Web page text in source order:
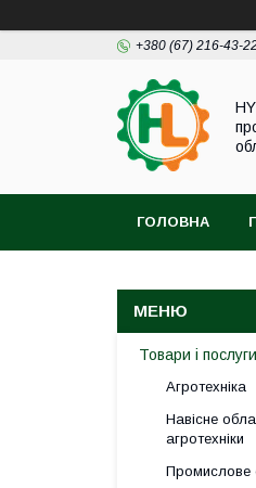
+380 (67) 216-43-
ГОЛОВНА
Товари і послуги
Агротехніка
Навісне
агротехніки
Промислове